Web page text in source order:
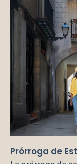
Prórroga de